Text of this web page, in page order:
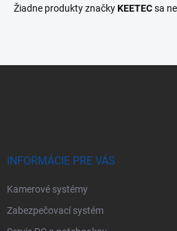
Žiadne produkty značkyKEETECsa
INFORMÁCIE PRE VÁS
Kamerové systémy
Zabezpečovací systém